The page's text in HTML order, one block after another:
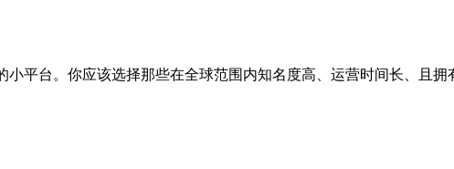
平台。你应该选择那些在全球范围内知名度高、运营时间长、且